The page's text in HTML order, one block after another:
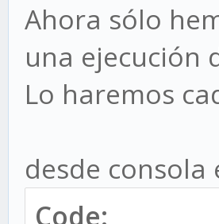
Ahora sólo
una ejecución
Lo haremos
desde
Code: